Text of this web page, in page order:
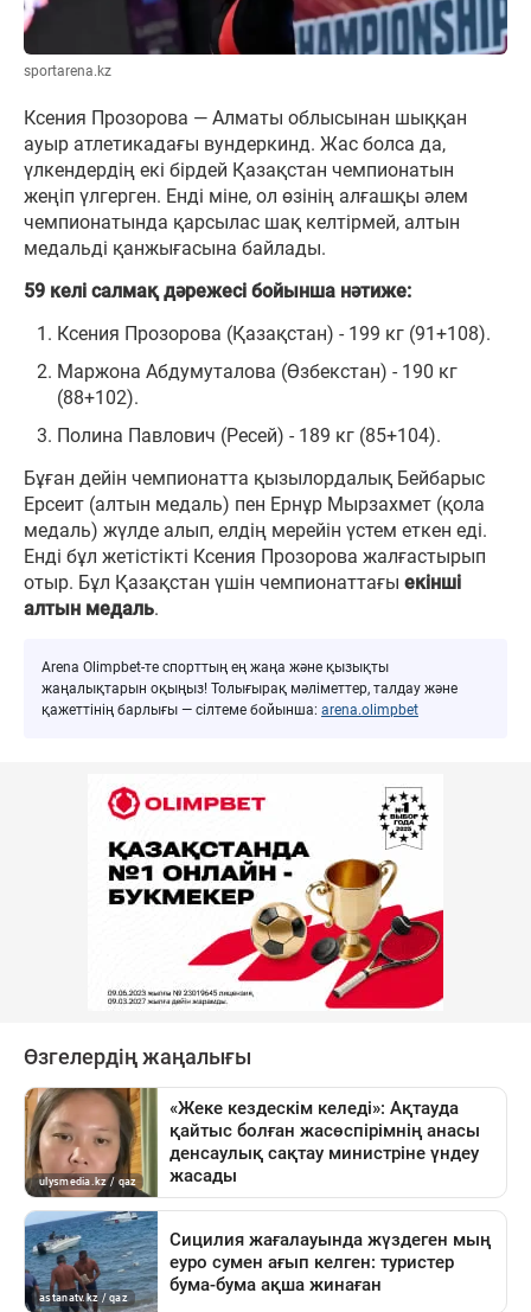
sportarena.kz
Ксения Прозорова — Алматы облысынан шыққан
ауыр атлетикадағы вундеркинд. Жас болса да,
үлкендердің екі бірдей Қазақстан чемпионатын
жеңіп үлгерген. Енді міне, ол өзінің алғашқы әлем
чемпионатында қарсылас шақ келтірмей, алтын
медальді қанжығасына байлады.
59 келі салмақ дәрежесі бойынша нәтиже:
Ксения Прозорова (Қазақстан) - 199 кг (91+108).
Маржона Абдумуталова (Өзбекстан) - 190 кг
(88+102).
Полина Павлович (Ресей) - 189 кг (85+104).
Бұған дейін чемпионатта қызылордалық Бейбарыс
Ерсеит (алтын медаль) пен Ернұр Мырзахмет (қола
медаль) жүлде алып, елдің мерейін үстем еткен еді.
Енді бұл жетістікті Ксения Прозорова жалғастырып
отыр. Бұл Қазақстан үшін чемпионаттағы екінші
алтын медаль.
Arena Olimpbet-те спорттың ең жаңа және қызықты
жаңалықтарын оқыңыз! Толығырақ мәліметтер, талдау және
қажеттінің барлығы — сілтеме бойынша: arena.olimpbet